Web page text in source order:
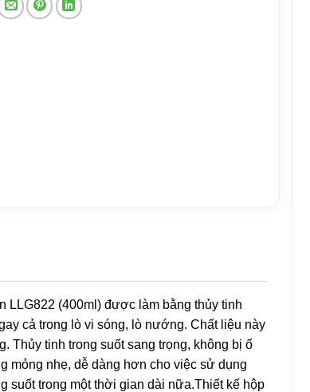
LLG822 (400ml) được làm bằng thủy tinh
cả trong lò vi sóng, lò nướng. Chất liệu này
Thủy tinh trong suốt sang trọng, không bị ố
mỏng nhẹ, dễ dàng hơn cho việc sử dụng
suốt trong một thời gian dài nữa.Thiết kế hộp